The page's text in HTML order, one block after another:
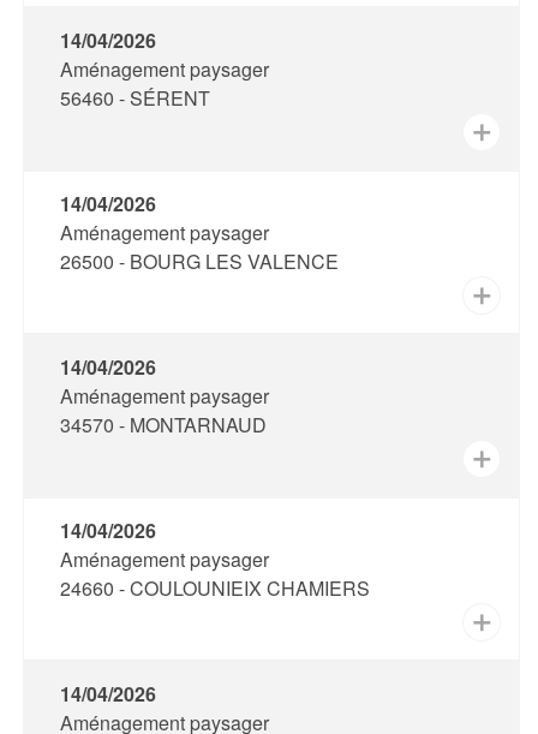
14/04/2026
Aménagement paysager
56460 - SÉRENT
✕
14/04/2026
Aménagement paysager
26500 - BOURG LES VALENCE
✕
14/04/2026
Aménagement paysager
34570 - MONTARNAUD
✕
14/04/2026
Aménagement paysager
24660 - COULOUNIEIX CHAMIERS
✕
14/04/2026
Aménagement paysager